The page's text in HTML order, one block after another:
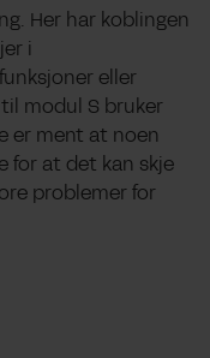
Her har koblingen
i
eller
modul S bruker
er ment at noen
for at det kan skje
problemer for